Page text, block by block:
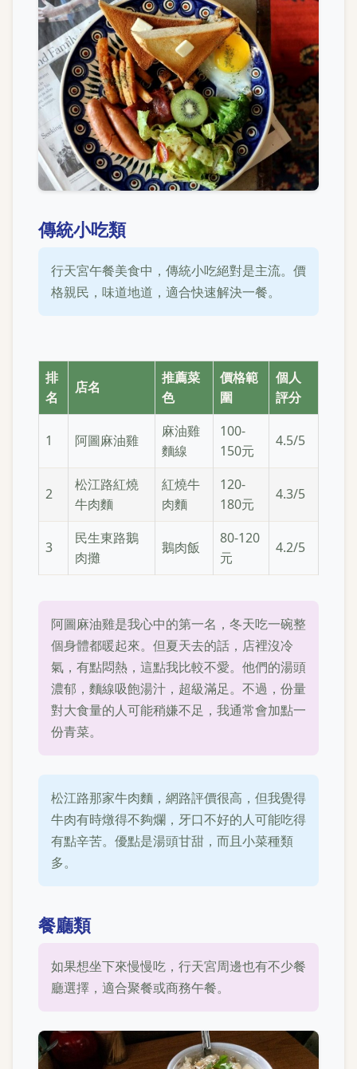
傳統小吃類
行天宮午餐美食中，傳統小吃絕對是主流。價
格親民，味道地道，適合快速解決一餐。
排
名
店名
推薦菜
色
價格範
圍
個人
評分
1 阿圖麻油雞
麻油雞
麵線
100-
150元
4.5/5
2
松江路紅燒
牛肉麵
紅燒牛
肉麵
120-
180元
4.3/5
3
民生東路鵝
肉攤
鵝肉飯
80-120
元
4.2/5
阿圖麻油雞是我心中的第一名，冬天吃一碗整
個身體都暖起來。但夏天去的話，店裡沒冷
氣，有點悶熱，這點我比較不愛。他們的湯頭
濃郁，麵線吸飽湯汁，超級滿足。不過，份量
對大食量的人可能稍嫌不足，我通常會加點一
份青菜。
松江路那家牛肉麵，網路評價很高，但我覺得
牛肉有時燉得不夠爛，牙口不好的人可能吃得
有點辛苦。優點是湯頭甘甜，而且小菜種類
多。
餐廳類
如果想坐下來慢慢吃，行天宮周邊也有不少餐
廳選擇，適合聚餐或商務午餐。